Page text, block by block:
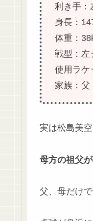
利き手：
身長：
体重：
戦型：左
使用ラケ
家族：父
実は松島美
母方の祖父
父、母だけ